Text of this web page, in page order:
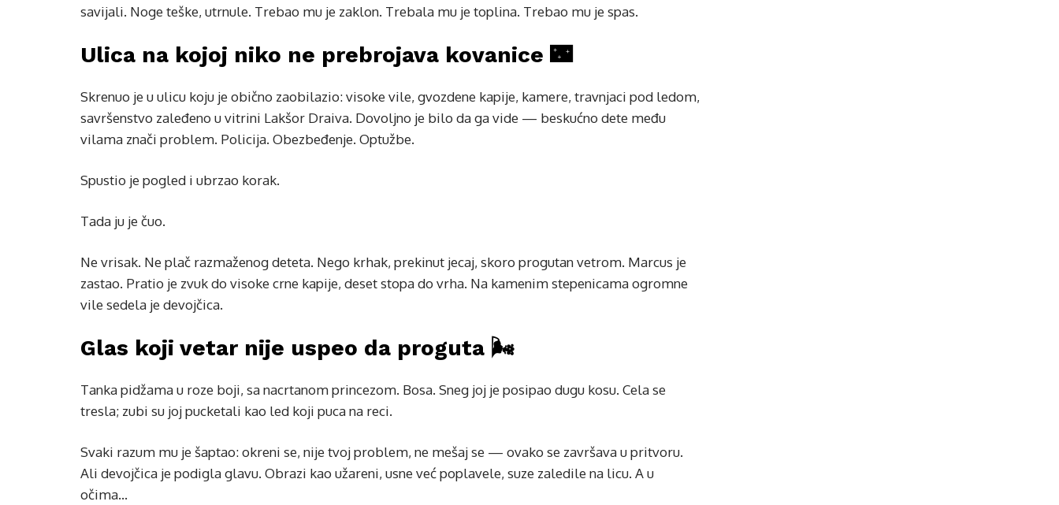
savijali. Noge teške, utrnule. Trebao mu je zaklon. Trebala mu je toplina. Trebao mu je spas.
Ulica na kojoj niko ne prebrojava kovanice 🌃
Skrenuo je u ulicu koju je obično zaobilazio: visoke vile, gvozdene kapije, kamere, travnjaci pod ledom,
savršenstvo zaleđeno u vitrini Lakšor Draiva. Dovoljno je bilo da ga vide — beskućno dete među
vilama znači problem. Policija. Obezbeđenje. Optužbe.
Spustio je pogled i ubrzao korak.
Tada ju je čuo.
Ne vrisak. Ne plač razmaženog deteta. Nego krhak, prekinut jecaj, skoro progutan vetrom. Marcus je
zastao. Pratio je zvuk do visoke crne kapije, deset stopa do vrha. Na kamenim stepenicama ogromne
vile sedela je devojčica.
Glas koji vetar nije uspeo da proguta 🌬️
Tanka pidžama u roze boji, sa nacrtanom princezom. Bosa. Sneg joj je posipao dugu kosu. Cela se
tresla; zubi su joj pucketali kao led koji puca na reci.
Svaki razum mu je šaptao: okreni se, nije tvoj problem, ne mešaj se — ovako se završava u pritvoru.
Ali devojčica je podigla glavu. Obrazi kao užareni, usne već poplavele, suze zaledile na licu. A u
očima…